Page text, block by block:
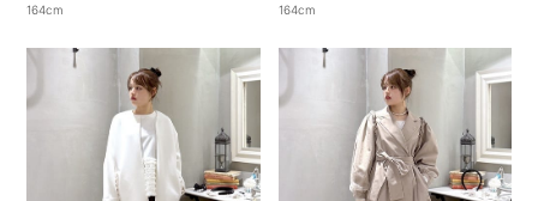
164cm
164cm